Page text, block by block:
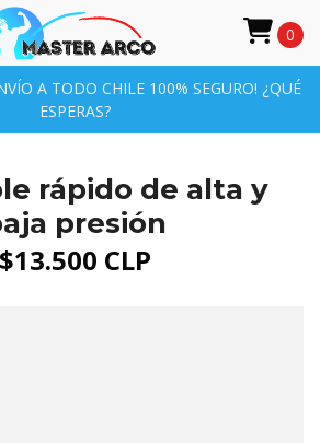
A TODO CHILE 100% SEGURO! ¿QUÉ
ESPERAS?
0
rápido de alta y
presión
$13.500 CLP